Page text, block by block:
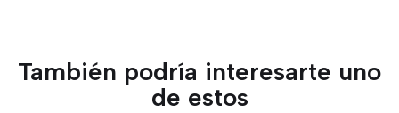
También podría interesarte uno
de estos